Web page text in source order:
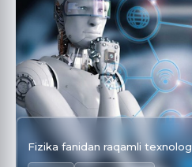
Fizika fanidan raqamli